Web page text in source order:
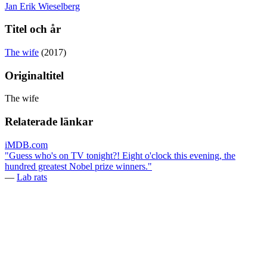
Jan Erik Wieselberg
Titel och år
The wife (2017)
Originaltitel
The wife
Relaterade länkar
iMDB.com
"Guess who's on TV tonight?! Eight o'clock this evening, the
hundred greatest Nobel prize winners."
— Lab rats